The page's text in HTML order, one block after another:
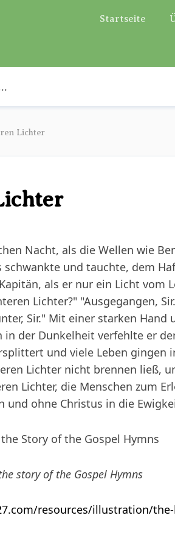
Startseite
Lichter
Nacht, als die Wellen wie
und tauchte, dem
als er nur ein Licht vom
Lichter?" "Ausgegangen,
Sir." Mit einer starken
in der Dunkelheit verfehlte er
und viele Leben gingen
Lichter nicht brennen ließ,
Lichter, die Menschen zum
und ohne Christus in die
Story of the Gospel Hymns
story of the Gospel Hymns
resources/illustration/